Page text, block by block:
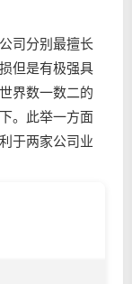
司分别最擅长
但是有极强具
界数一数二的
。此举一方面
于两家公司业